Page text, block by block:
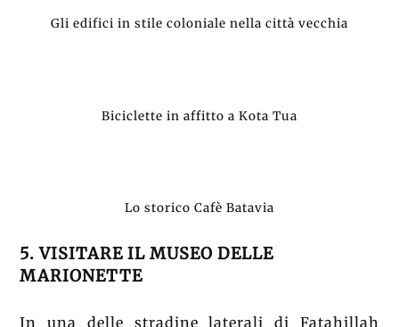
Gli edifici in stile coloniale nella città vecchia
Biciclette in affitto a Kota Tua
Lo storico Cafè Batavia
5. VISITARE IL MUSEO DELLE
MARIONETTE
In una delle stradine laterali di Fatahillah